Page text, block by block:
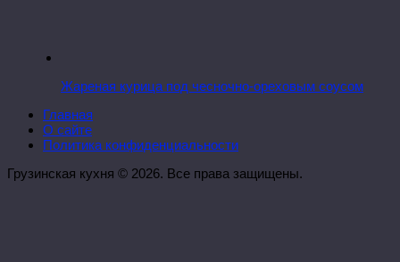
Жареная курица под чесночно-ореховым соусом
Главная
О сайте
Политика конфиденциальности
Грузинская кухня © 2026. Все права защищены.